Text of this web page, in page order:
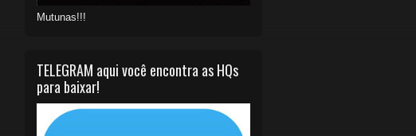
Mutunas!!!
TELEGRAM aqui você encontra as HQs
para baixar!